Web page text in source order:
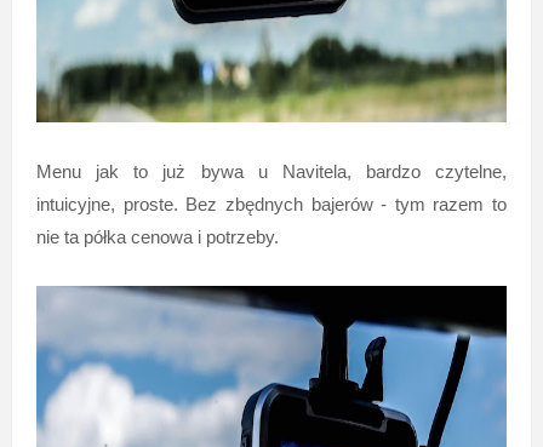
Menu jak to już bywa u Navitela, bardzo czytelne,
intuicyjne, proste. Bez zbędnych bajerów - tym razem to
nie ta półka cenowa i potrzeby.